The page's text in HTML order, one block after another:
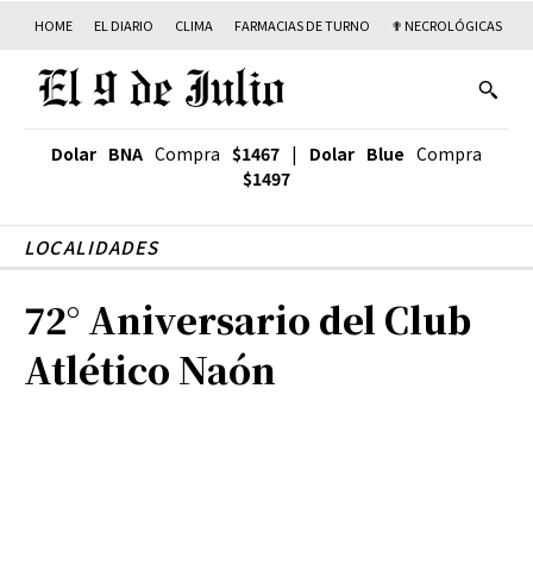
HOME EL DIARIO CLIMA FARMACIAS DE TURNO ✟ NECROLÓGICAS
Dolar BNA Compra $1467 | Dolar Blue Compra
$1497
LOCALIDADES
72° Aniversario del Club
Atlético Naón